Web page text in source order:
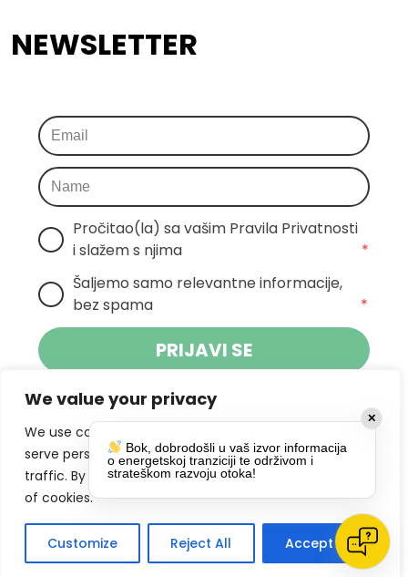
We value your privacy
We use cookies to enhance your browsing experience,
serve personalized ads or content, and analyze our
traffic. By clicking "Accept All", you consent to our use
of cookies.
Customize Reject All Accept All
NEWSLETTER
Pročitao(la) sa vašim Pravila Privatnosti
i slažem s njima
*
Šaljemo samo relevantne informacije,
bez spama
*
PRIJAVI SE
Klikom na gumb dajete suglasnost za
primanje novosti Pokreta Otoka te se
slažete spolitikom privatnosti.
DRUŠTVENE MREŽE
✕
Bok, dobrodošli u vaš izvor informacija
o energetskoj tranziciji te održivom i
strateškom razvoju otoka!